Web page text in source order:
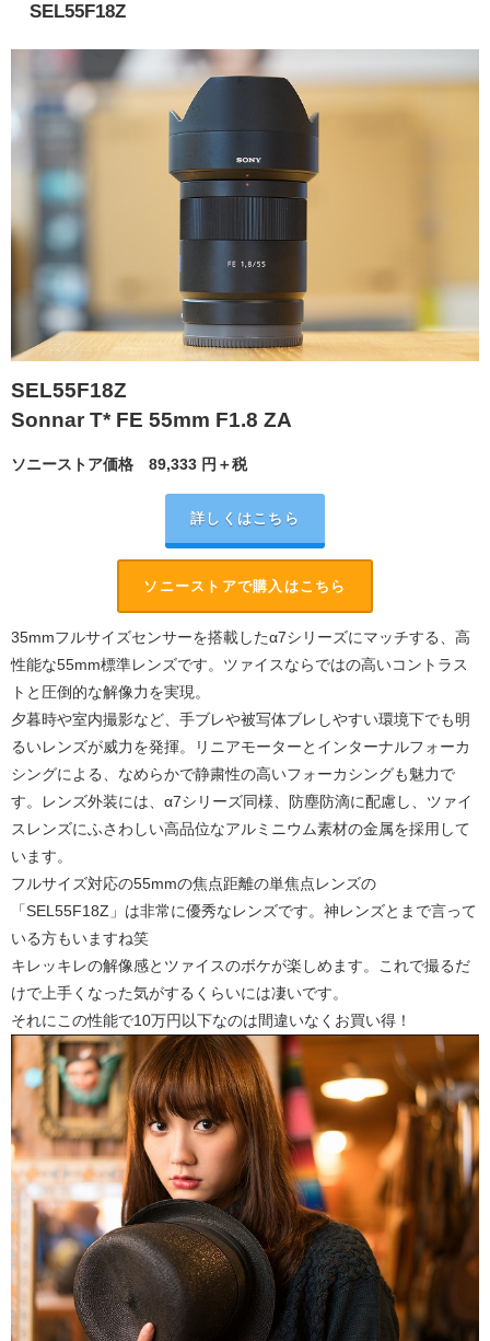
SEL55F18Z
SEL55F18Z
Sonnar T* FE 55mm F1.8 ZA
ソニーストア価格 89,333 円＋税
詳しくはこちら
ソニーストアで購入はこちら
35mmフルサイズセンサーを搭載したα7シリーズにマッチする、高
性能な55mm標準レンズです。ツァイスならではの高いコントラス
トと圧倒的な解像力を実現。
夕暮時や室内撮影など、手ブレや被写体ブレしやすい環境下でも明
るいレンズが威力を発揮。リニアモーターとインターナルフォーカ
シングによる、なめらかで静粛性の高いフォーカシングも魅力で
す。レンズ外装には、α7シリーズ同様、防塵防滴に配慮し、ツァイ
スレンズにふさわしい高品位なアルミニウム素材の金属を採用して
います。
フルサイズ対応の55mmの焦点距離の単焦点レンズの
「SEL55F18Z」は非常に優秀なレンズです。神レンズとまで言って
いる方もいますね笑
キレッキレの解像感とツァイスのボケが楽しめます。これで撮るだ
けで上手くなった気がするくらいには凄いです。
それにこの性能で10万円以下なのは間違いなくお買い得！